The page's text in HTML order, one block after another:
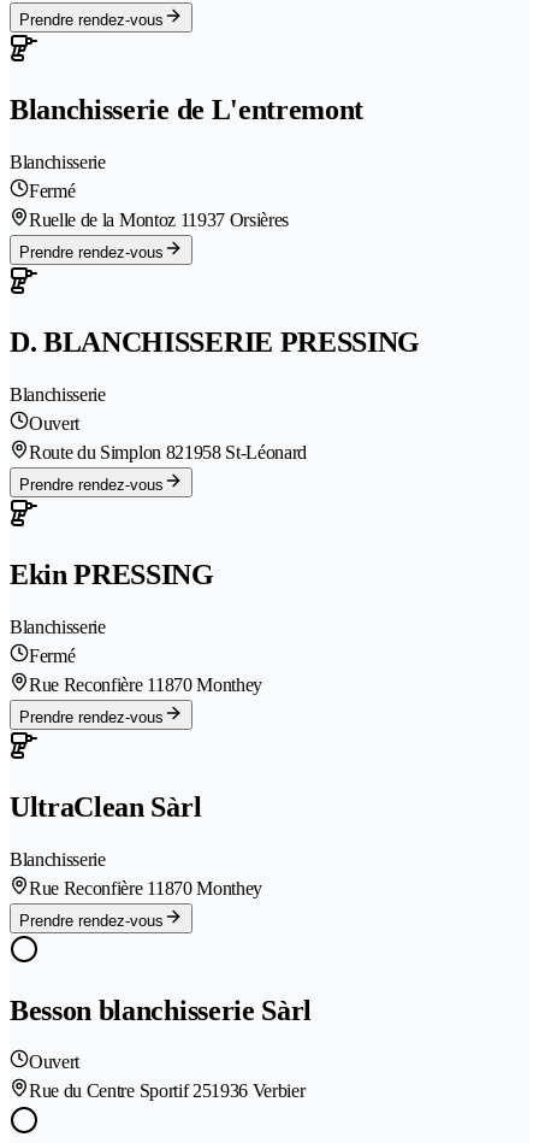
Prendre rendez-vous
Blanchisserie de L'entremont
Blanchisserie
Fermé
Ruelle de la Montoz 11937 Orsières
Prendre rendez-vous
D. BLANCHISSERIE PRESSING
Blanchisserie
Ouvert
Route du Simplon 821958 St-Léonard
Prendre rendez-vous
Ekin PRESSING
Blanchisserie
Fermé
Rue Reconfière 11870 Monthey
Prendre rendez-vous
UltraClean Sàrl
Blanchisserie
Rue Reconfière 11870 Monthey
Prendre rendez-vous
Besson blanchisserie Sàrl
Ouvert
Rue du Centre Sportif 251936 Verbier